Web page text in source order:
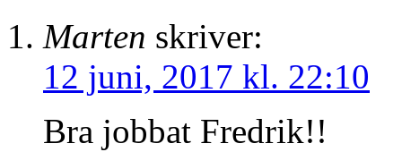
Marten skriver:
12 juni, 2017 kl. 22:10
Bra jobbat Fredrik!!